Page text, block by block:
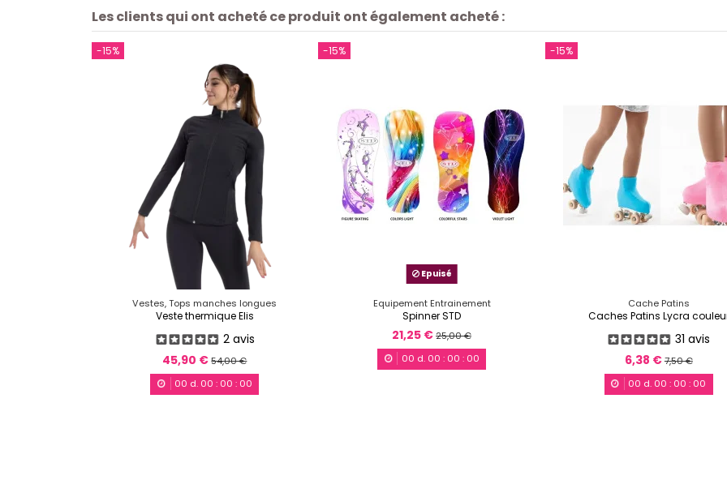
Les clients qui ont acheté ce produit ont également acheté :
-15%
Vestes, Tops manches longues
Veste thermique Elis
2 avis
45,90 €54,00 €
00 d. 00 : 00 : 00
-15%
Epuisé
Equipement Entrainement
Spinner STD
21,25 €25,00 €
00 d. 00 : 00 : 00
-15%
Cache Patins
Caches Patins Lycra
31 avis
6,38 €7,50 €
00 d. 00 : 00 : 00